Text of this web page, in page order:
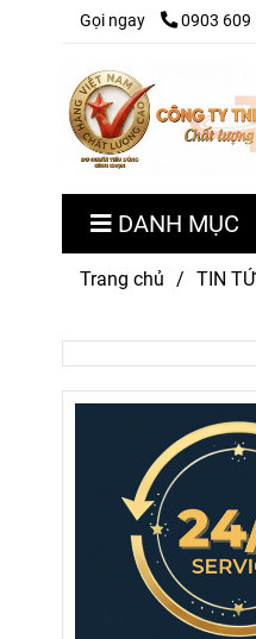
Gọi ngay 0903 609
DANH MỤC
Trang chủ / TIN